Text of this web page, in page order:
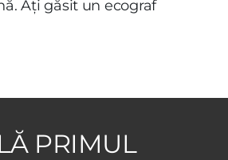
Ați găsit un ecograf
PRIMUL